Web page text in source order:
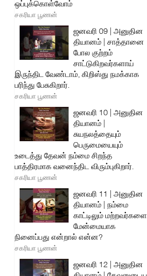
ஒப்புக்கொள்வோம்
சகரியா பூணன்
ஜனவரி 09 | அனுதின
தியானம் | சாத்தானை
போல குற்றம்
சாட்டுகிறவர்களாய்
இருந்திட வேண்டாம், கிறிஸ்து நமக்காக
பரிந்து பேசுகிறார்.
சகரியா பூணன்
ஜனவரி 10 | அனுதின
தியானம் |
சுயநலத்தையும்
பெருமையையும்
உடைத்து தேவன் நம்மை சிறந்த
பாத்திரமாக வனைந்திட விரும்புகிறார்.
சகரியா பூணன்
ஜனவரி 11 | அனுதின
தியானம் | நம்மை
காட்டிலும் மற்றவர்களை
மேன்மையாக
நினைப்பது என்றால் என்ன?
சகரியா பூணன்
ஜனவரி 12 | அனுதின